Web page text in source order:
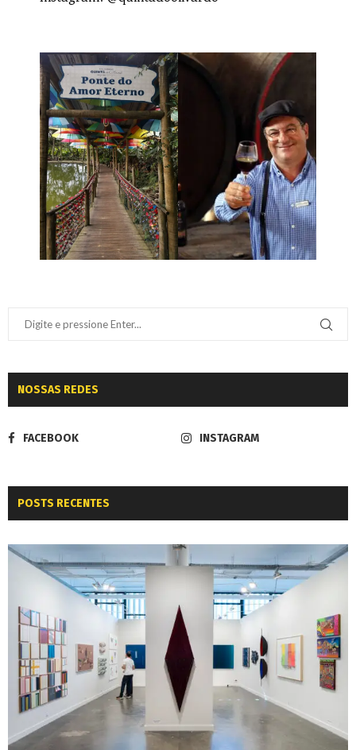
NOSSAS REDES
FACEBOOK INSTAGRAM
POSTS RECENTES